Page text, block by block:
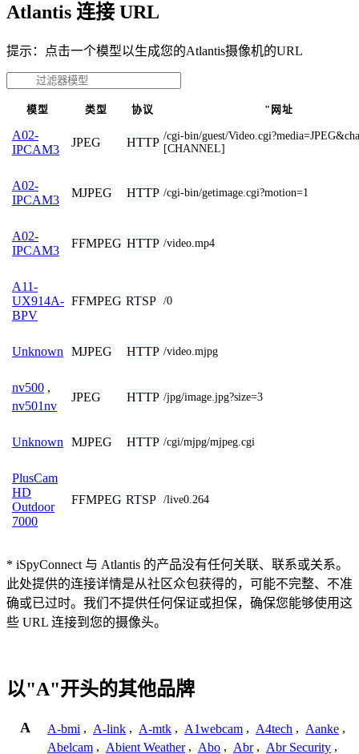
Atlantis 连接 URL
提示：点击一个模型以生成您的Atlantis摄像机的URL
模型 类型 协议 "网址
A02-
IPCAM3
JPEG HTTP /cgi-bin/guest/
[CHANNEL]
A02-
IPCAM3
MJPEG HTTP /cgi-bin/getimage.cgi?motion=1
A02-
IPCAM3
FFMPEG HTTP /video.mp4
A11-
UX914A-
BPV
FFMPEG RTSP /0
Unknown MJPEG HTTP /video.mjpg
nv500 ,
nv501nv
JPEG HTTP /jpg/image.jpg?size=3
Unknown MJPEG HTTP /cgi/mjpg/mjpeg.cgi
PlusCam
HD
Outdoor
7000
FFMPEG RTSP /live0.264
* iSpyConnect 与 Atlantis 的产品没有任何关联、联系或关系。
此处提供的连接详情是从社区众包获得的，可能不完整、不准
确或已过时。我们不提供任何保证或担保，确保您能够使用这
些 URL 连接到您的摄像头。
以"A"开头的其他品牌
A A-bmi , A-link , A-mtk , A1webcam , A4tech , Aanke ,
Abelcam , Abient Weather , Abo , Abr , Abr Security ,